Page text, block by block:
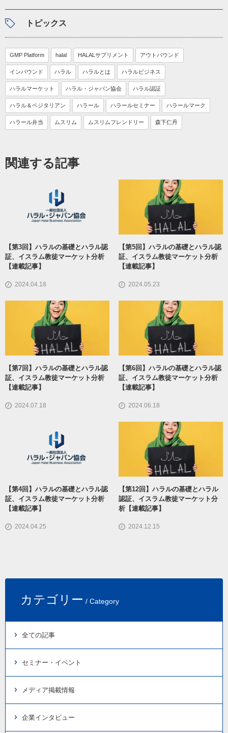
トピックス
GMP Platform halal HALALサプリメント アウトバウンド
インバウンド ハラル ハラルとは ハラルビジネス
ハラルマーケット ハラル・ジャパン協会 ハラル認証
ハラル＆ベジタリアン ハラール ハラールセミナー ハラールマーク
ハラール弁当 ムスリム ムスリムフレンドリー 森下仁丹
関連する記事
【第3回】ハラルの基礎とハラル認
証、イスラム教徒マーケット分析
【連載記事】
2024.04.18
【第5回】ハラルの基礎とハラル認
証、イスラム教徒マーケット分析
【連載記事】
2024.05.23
【第7回】ハラルの基礎とハラル認
証、イスラム教徒マーケット分析
【連載記事】
2024.07.18
【第6回】ハラルの基礎とハラル認
証、イスラム教徒マーケット分析
【連載記事】
2024.06.18
【第4回】ハラルの基礎とハラル認
証、イスラム教徒マーケット分析
【連載記事】
2024.04.25
【第12回】ハラルの基礎とハラル
認証、イスラム教徒マーケット分
析【連載記事】
2024.12.15
カテゴリー / Category
全ての記事
セミナー・イベント
メディア掲載情報
企業インタビュー